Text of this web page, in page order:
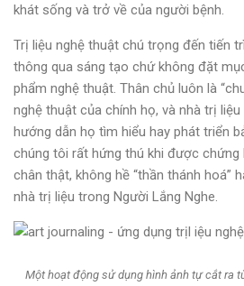
khát sống và trở về của người bệnh.
Trị liệu nghệ thuật chú trọng đến tiến
thông qua sáng tạo chứ không đặt
phẩm nghệ thuật. Thân chủ luôn là
nghệ thuật của chính họ, và nhà trị
hướng dẫn họ tìm hiểu hay phát triển
chúng tôi rất hứng thú khi được
chân thật, không hề “thần thánh hoá”
nhà trị liệu trong Người Lắng Nghe.
Một hoạt động sử dụng hình ảnh tự cắt ra